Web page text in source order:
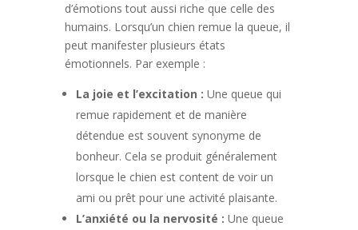
d’émotions tout aussi riche que celle des
humains. Lorsqu’un chien remue la queue, il
peut manifester plusieurs états
émotionnels. Par exemple :
La joie et l’excitation : Une queue qui
remue rapidement et de manière
détendue est souvent synonyme de
bonheur. Cela se produit généralement
lorsque le chien est content de voir un
ami ou prêt pour une activité plaisante.
L’anxiété ou la nervosité : Une queue